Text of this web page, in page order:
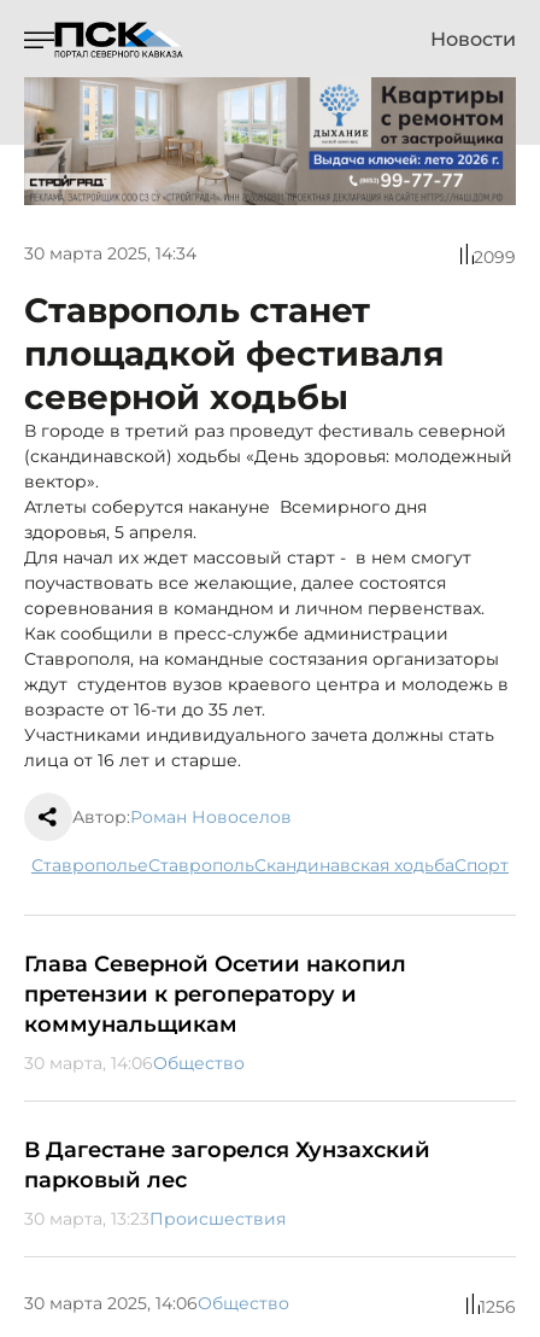
Новости
30 марта 2025, 14:34 2099
Ставрополь станет
площадкой фестиваля
северной ходьбы
В городе в третий раз проведут фестиваль северной
(скандинавской) ходьбы «День здоровья: молодежный
вектор».
Атлеты соберутся накануне Всемирного дня
здоровья, 5 апреля.
Для начал их ждет массовый старт - в нем смогут
поучаствовать все желающие, далее состоятся
соревнования в командном и личном первенствах.
Как сообщили в пресс-службе администрации
Ставрополя, на командные состязания организаторы
ждут студентов вузов краевого центра и молодежь в
возрасте от 16-ти до 35 лет.
Участниками индивидуального зачета должны стать
лица от 16 лет и старше.
Автор:Роман Новоселов
Ставрополье Ставрополь скандинавская ходьба спорт
Глава Северной Осетии накопил
претензии к регоператору и
коммунальщикам
30 марта, 14:06Общество
В Дагестане загорелся Хунзахский
парковый лес
30 марта, 13:23Происшествия
30 марта 2025, 14:06Общество 1256